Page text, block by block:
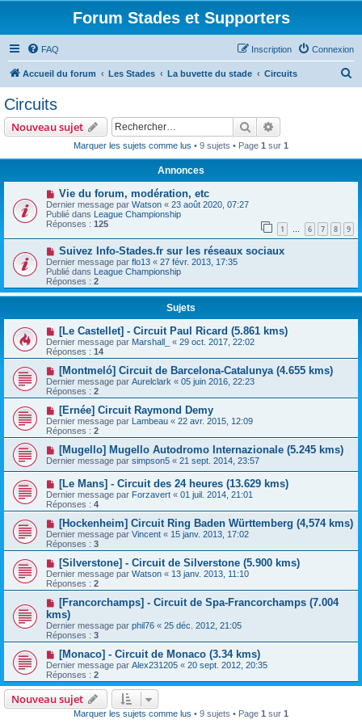
Forum Stades et Supporters
FAQ Connexion
Inscription
Accueil du forum Les Stades La buvette du stade Circuits
Circuits
Nouveau sujet Rechercher
Marquer les sujets comme lus • 9 sujets • Page 1 sur 1
Annonces
Vie du forum, modération, etc
Dernier message par Watson « 23 août 2020, 07:27
Publié dans League Championship
Réponses : 125 1 … 6 7 8 9
Suivez Info-Stades.fr sur les réseaux sociaux
Dernier message par flo13 « 27 févr. 2013, 17:35
Publié dans League Championship
Réponses : 2
Sujets
[Le Castellet] - Circuit Paul Ricard (5.861 kms)
Dernier message par Marshall_ « 29 oct. 2017, 22:02
Réponses : 14
[Montmeló] Circuit de Barcelona-Catalunya (4.655 kms)
Dernier message par Aurelclark « 05 juin 2016, 22:23
Réponses : 2
[Ernée] Circuit Raymond Demy
Dernier message par Lambeau « 22 avr. 2015, 12:09
Réponses : 2
[Mugello] Mugello Autodromo Internazionale (5.245 kms)
Dernier message par simpson5 « 21 sept. 2014, 23:57
[Le Mans] - Circuit des 24 heures (13.629 kms)
Dernier message par Forzavert « 01 juil. 2014, 21:01
Réponses : 4
[Hockenheim] Circuit Ring Baden Württemberg (4,574 kms)
Dernier message par Vincent « 15 janv. 2013, 17:02
Réponses : 3
[Silverstone] - Circuit de Silverstone (5.900 kms)
Dernier message par Watson « 13 janv. 2013, 11:10
Réponses : 2
[Francorchamps] - Circuit de Spa-Francorchamps (7.004
kms)
Dernier message par phil76 « 25 déc. 2012, 21:05
Réponses : 3
[Monaco] - Circuit de Monaco (3.34 kms)
Dernier message par Alex231205 « 20 sept. 2012, 20:35
Réponses : 2
Nouveau sujet
Marquer les sujets comme lus • 9 sujets • Page 1 sur 1